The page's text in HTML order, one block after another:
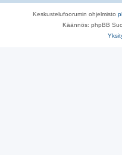
Keskustelufoorumin ohjelmisto
Käännös: phpBB